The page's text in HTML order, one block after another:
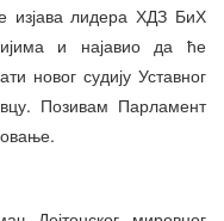
изјава лидера ХДЗ БиХ
и најавио да ће
новог судију Уставног
Позивам Парламент